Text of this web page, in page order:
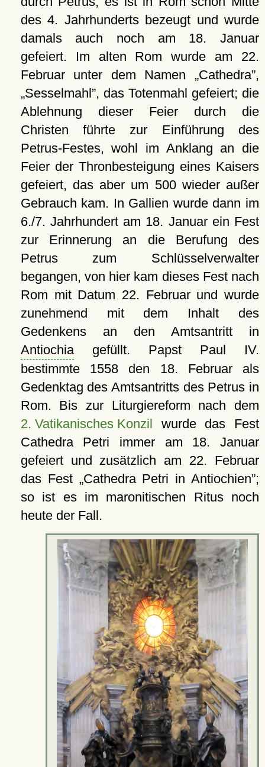
des 4. Jahrhunderts bezeugt und wurde
damals auch noch am 18. Januar
gefeiert. Im alten Rom wurde am 22.
Februar unter dem Namen
Cathedra ,
Sesselmahl , das Totenmahl gefeiert; die
Ablehnung dieser Feier durch die
Christen führte zur Einführung des
Petrus-Festes, wohl im Anklang an die
Feier der Thronbesteigung eines Kaisers
gefeiert, das aber um 500 wieder außer
Gebrauch kam. In Gallien wurde dann im
6./7. Jahrhundert am 18. Januar ein Fest
zur Erinnerung an die Berufung des
Petrus zum Schlüsselverwalter
begangen, von hier kam dieses Fest nach
Rom mit Datum 22. Februar und wurde
zunehmend mit dem Inhalt des
Gedenkens an den Amtsantritt in
Antiochiagefüllt. Papst Paul IV.
bestimmte 1558 den 18. Februar als
Gedenktag des Amtsantritts des Petrus in
Rom. Bis zur Liturgiereform nach dem
2. Vatikanisches Konzil
wurde das Fest
Cathedra Petri immer am 18. Januar
gefeiert und zusätzlich am 22. Februar
das Fest
Cathedra Petri in Antiochien ;
so ist es im maronitischen Ritus noch
heute der Fall.